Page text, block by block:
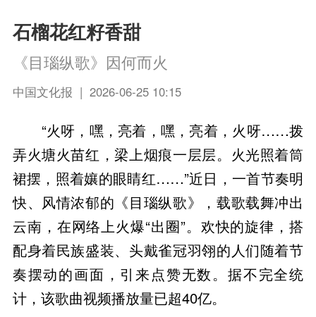
石榴花红籽香甜
《目瑙纵歌》因何而火
中国文化报 | 2026-06-25 10:15
“火呀，嘿，亮着，嘿，亮着，火呀……拨
弄火塘火苗红，梁上烟痕一层层。火光照着筒
裙摆，照着孃的眼睛红……”近日，一首节奏明
快、风情浓郁的《目瑙纵歌》，载歌载舞冲出
云南，在网络上火爆“出圈”。欢快的旋律，搭
配身着民族盛装、头戴雀冠羽翎的人们随着节
奏摆动的画面，引来点赞无数。据不完全统
计，该歌曲视频播放量已超40亿。